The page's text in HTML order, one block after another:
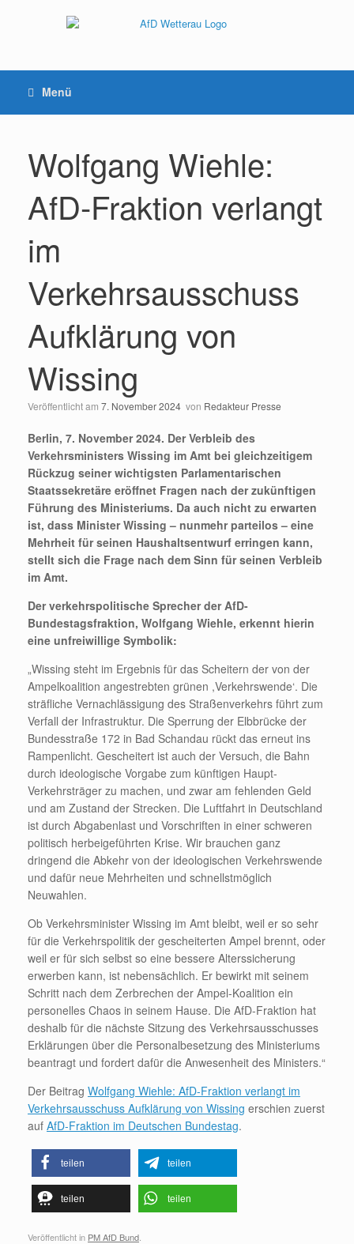
Menü
Wolfgang Wiehle:
AfD-Fraktion verlangt
im
Verkehrsausschuss
Aufklärung von
Wissing
Veröffentlicht am 7. November 2024 von Redakteur Presse
Berlin, 7. November 2024. Der Verbleib des
Verkehrsministers Wissing im Amt bei gleichzeitigem
Rückzug seiner wichtigsten Parlamentarischen
Staatssekretäre eröffnet Fragen nach der zukünftigen
Führung des Ministeriums. Da auch nicht zu erwarten
ist, dass Minister Wissing – nunmehr parteilos – eine
Mehrheit für seinen Haushaltsentwurf erringen kann,
stellt sich die Frage nach dem Sinn für seinen Verbleib
im Amt.
Der verkehrspolitische Sprecher der AfD-
Bundestagsfraktion, Wolfgang Wiehle, erkennt hierin
eine unfreiwillige Symbolik:
„Wissing steht im Ergebnis für das Scheitern der von der
Ampelkoalition angestrebten grünen ,Verkehrswende‘. Die
sträfliche Vernachlässigung des Straßenverkehrs führt zum
Verfall der Infrastruktur. Die Sperrung der Elbbrücke der
Bundesstraße 172 in Bad Schandau rückt das erneut ins
Rampenlicht. Gescheitert ist auch der Versuch, die Bahn
durch ideologische Vorgabe zum künftigen Haupt-
Verkehrsträger zu machen, und zwar am fehlenden Geld
und am Zustand der Strecken. Die Luftfahrt in Deutschland
ist durch Abgabenlast und Vorschriften in einer schweren
politisch herbeigeführten Krise. Wir brauchen ganz
dringend die Abkehr von der ideologischen Verkehrswende
und dafür neue Mehrheiten und schnellstmöglich
Neuwahlen.
Ob Verkehrsminister Wissing im Amt bleibt, weil er so sehr
für die Verkehrspolitik der gescheiterten Ampel brennt, oder
weil er für sich selbst so eine bessere Alterssicherung
erwerben kann, ist nebensächlich. Er bewirkt mit seinem
Schritt nach dem Zerbrechen der Ampel-Koalition ein
personelles Chaos in seinem Hause. Die AfD-Fraktion hat
deshalb für die nächste Sitzung des Verkehrsausschusses
Erklärungen über die Personalbesetzung des Ministeriums
beantragt und fordert dafür die Anwesenheit des Ministers.“
Der Beitrag Wolfgang Wiehle: AfD-Fraktion verlangt im
Verkehrsausschuss Aufklärung von Wissing erschien zuerst
auf AfD-Fraktion im Deutschen Bundestag.
teilen teilen
teilen teilen
Veröffentlicht in PM AfD Bund